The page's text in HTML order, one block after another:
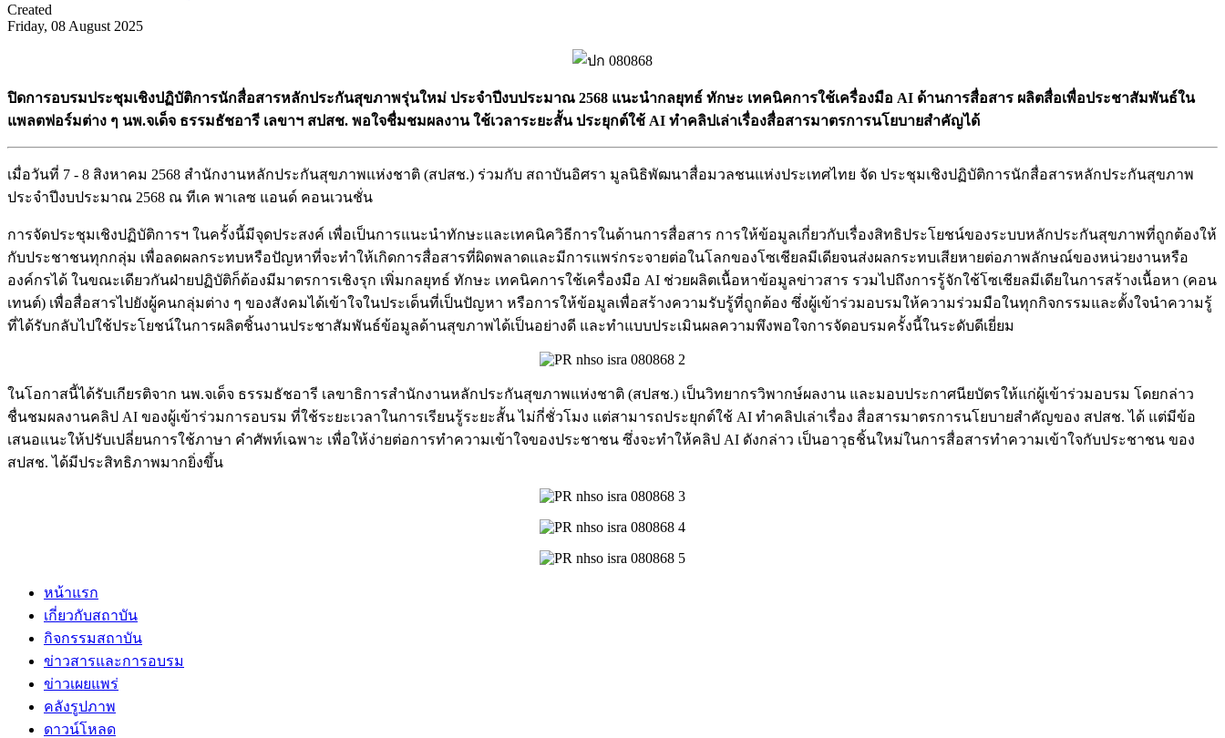
Created
Friday, 08 August 2025
ปิดการอบรมประชุมเชิงปฏิบัติการนักสื่อสารหลักประกันสุขภาพรุ่นใหม่ ประจำปีงบประมาณ 2568 แนะนำกลยุทธ์ ทักษะ เทคนิคการใช้เครื่องมือ AI ด้านการสื่อสาร ผลิตสื่อเพื่อประชาสัมพันธ์ใน
แพลตฟอร์มต่าง ๆ นพ.จเด็จ ธรรมธัชอารี เลขาฯ สปสช. พอใจชื่มชมผลงาน ใช้เวลาระยะสั้น ประยุกต์ใช้ AI ทำคลิปเล่าเรื่องสื่อสารมาตรการนโยบายสำคัญได้
เมื่อวันที่ 7 - 8 สิงหาคม 2568 สำนักงานหลักประกันสุขภาพแห่งชาติ (สปสช.) ร่วมกับ สถาบันอิศรา มูลนิธิพัฒนาสื่อมวลชนแห่งประเทศไทย จัด ประชุมเชิงปฏิบัติการนักสื่อสารหลักประกันสุขภาพ
ประจำปีงบประมาณ 2568 ณ ทีเค พาเลซ แอนด์ คอนเวนชั่น
การจัดประชุมเชิงปฏิบัติการฯ ในครั้งนี้มีจุดประสงค์ เพื่อเป็นการแนะนำทักษะและเทคนิควิธีการในด้านการสื่อสาร การให้ข้อมูลเกี่ยวกับเรื่องสิทธิประโยชน์ของระบบหลักประกันสุขภาพที่ถูกต้องให้
กับประชาชนทุกกลุ่ม เพื่อลดผลกระทบหรือปัญหาที่จะทำให้เกิดการสื่อสารที่ผิดพลาดและมีการแพร่กระจายต่อในโลกของโซเชียลมีเดียจนส่งผลกระทบเสียหายต่อภาพลักษณ์ของหน่วยงานหรือ
องค์กรได้ ในขณะเดียวกันฝ่ายปฏิบัติก็ต้องมีมาตรการเชิงรุก เพิ่มกลยุทธ์ ทักษะ เทคนิคการใช้เครื่องมือ AI ช่วยผลิตเนื้อหาข้อมูลข่าวสาร รวมไปถึงการรู้จักใช้โซเชียลมีเดียในการสร้างเนื้อหา (คอน
เทนต์) เพื่อสื่อสารไปยังผู้คนกลุ่มต่าง ๆ ของสังคมได้เข้าใจในประเด็นที่เป็นปัญหา หรือการให้ข้อมูลเพื่อสร้างความรับรู้ที่ถูกต้อง ซึ่งผู้เข้าร่วมอบรมให้ความร่วมมือในทุกกิจกรรมและตั้งใจนำความรู้
ที่ได้รับกลับไปใช้ประโยชน์ในการผลิตชิ้นงานประชาสัมพันธ์ข้อมูลด้านสุขภาพได้เป็นอย่างดี และทำแบบประเมินผลความพึงพอใจการจัดอบรมครั้งนี้ในระดับดีเยี่ยม
ในโอกาสนี้ได้รับเกียรติจาก นพ.จเด็จ ธรรมธัชอารี เลขาธิการสำนักงานหลักประกันสุขภาพแห่งชาติ (สปสช.) เป็นวิทยากรวิพากษ์ผลงาน และมอบประกาศนียบัตรให้แก่ผู้เข้าร่วมอบรม โดยกล่าว
ชื่นชมผลงานคลิป AI ของผู้เข้าร่วมการอบรม ที่ใช้ระยะเวลาในการเรียนรู้ระยะสั้น ไม่กี่ชั่วโมง แต่สามารถประยุกต์ใช้ AI ทำคลิปเล่าเรื่อง สื่อสารมาตรการนโยบายสำคัญของ สปสช. ได้ แต่มีข้อ
เสนอแนะให้ปรับเปลี่ยนการใช้ภาษา คำศัพท์เฉพาะ เพื่อให้ง่ายต่อการทำความเข้าใจของประชาชน ซึ่งจะทำให้คลิป AI ดังกล่าว เป็นอาวุธชิ้นใหม่ในการสื่อสารทำความเข้าใจกับประชาชน ของ
สปสช. ได้มีประสิทธิภาพมากยิ่งขึ้น
หน้าแรก
เกี่ยวกับสถาบัน
กิจกรรมสถาบัน
ข่าวสารและการอบรม
ข่าวเผยแพร่
คลังรูปภาพ
ดาวน์โหลด